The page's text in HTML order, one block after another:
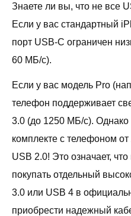
Знаете ли вы, что не все
Если у вас стандартный
порт USB-C ограничен
60 МБ/с).
Если у вас модель Pro
телефон поддерживает
3.0 (до 1250 МБ/с). Однако
комплекте с телефоном
USB 2.0! Это означает,
покупать отдельный
3.0 или USB 4 в
приобрести надежный